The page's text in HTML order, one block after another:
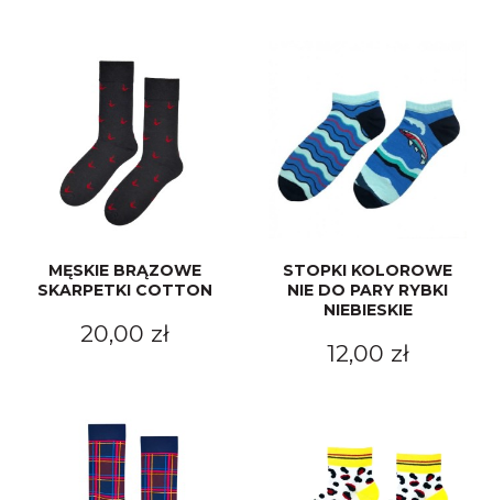
MĘSKIE BRĄZOWE
SKARPETKI COTTON
20,00 zł
STOPKI KOLOROWE
NIE DO PARY RYBKI
NIEBIESKIE
12,00 zł